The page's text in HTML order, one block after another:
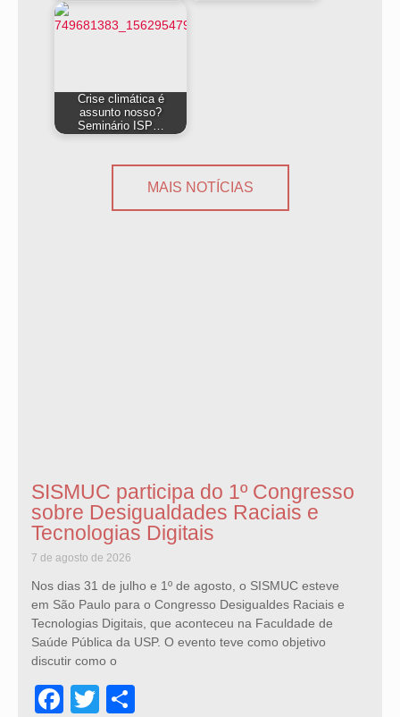
Crise climática é
assunto nosso?
Seminário ISP…
MAIS NOTÍCIAS
SISMUC participa do 1º Congresso
sobre Desigualdades Raciais e
Tecnologias Digitais
7 de agosto de 2026
Nos dias 31 de julho e 1º de agosto, o SISMUC esteve
em São Paulo para o Congresso Desigualdes Raciais e
Tecnologias Digitais, que aconteceu na Faculdade de
Saúde Pública da USP. O evento teve como objetivo
discutir como o
Facebook
Twitter